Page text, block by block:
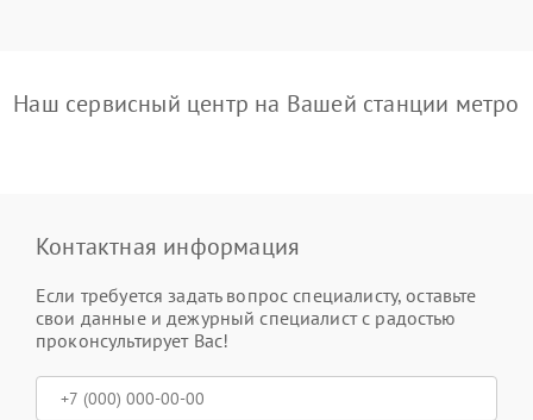
Наш сервисный центр на Вашей станции метро
Контактная информация
Если требуется задать вопрос специалисту, оставьте
свои данные и дежурный специалист с радостью
проконсультирует Вас!